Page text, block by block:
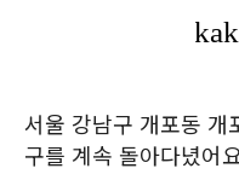
서울 강남구 개포동 개
구를 계속 돌아다녔어